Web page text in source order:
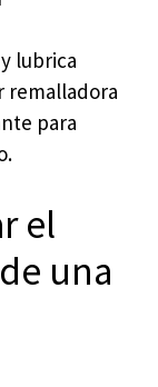
lubrica
remalladora
para
el
una